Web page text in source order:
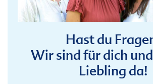
Hast du
Wir sind für dich
Liebling da!